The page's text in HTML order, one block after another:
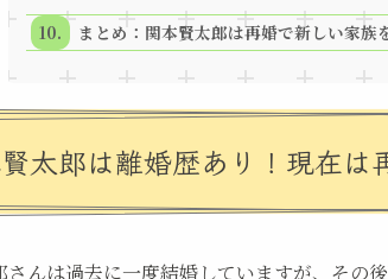
まとめ：関本賢太郎は再婚で新しい家族
太郎は離婚歴あり！現在は
さんは過去に一度結婚していますが、その後